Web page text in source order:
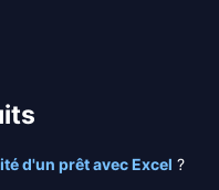
d'un prêt avec Excel ?